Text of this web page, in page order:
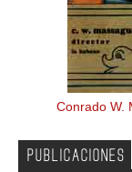
Conrado W.
PUBLICACIONES